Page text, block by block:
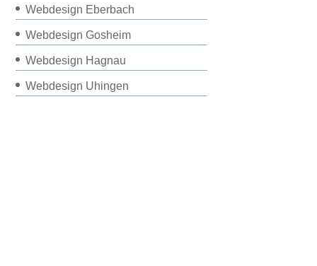
Webdesign Eberbach
Webdesign Gosheim
Webdesign Hagnau
Webdesign Uhingen